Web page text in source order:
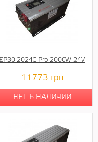
EP30-2024C Pro 2000W 24V
11773 грн
НЕТ В НАЛИЧИИ